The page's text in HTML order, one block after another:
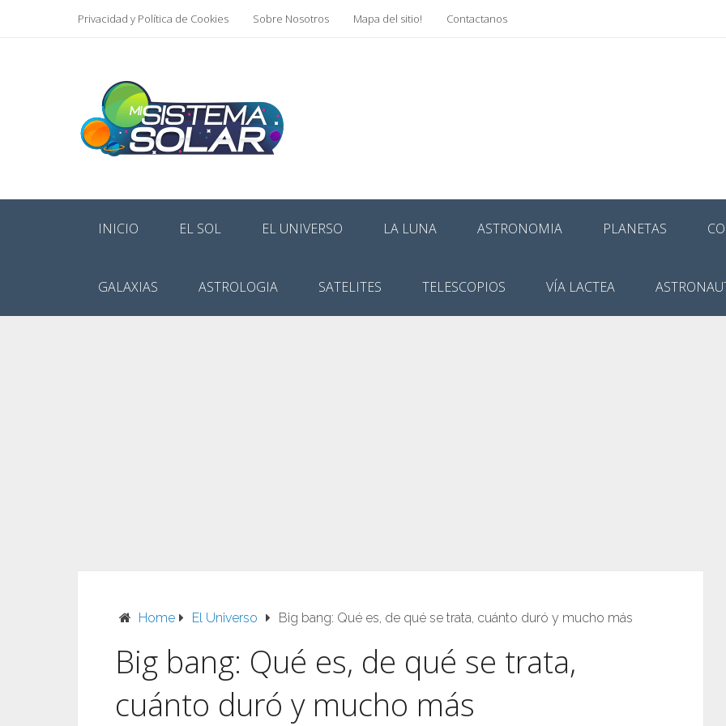
Privacidad y Política de Cookies Sobre Nosotros Mapa del sitio! Contactanos
INICIO EL SOL EL UNIVERSO LA LUNA ASTRONOMIA PLANETAS
GALAXIAS ASTROLOGIA SATELITES TELESCOPIOS VÍA LACTEA
Home El Universo Big bang: Qué es, de qué se trata, cuánto duró y mucho más
Big bang: Qué es, de qué se trata,
cuánto duró y mucho más